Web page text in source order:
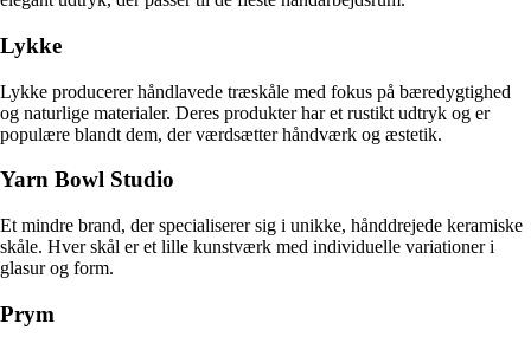
Lykke
Lykke producerer håndlavede træskåle med fokus på bæredygtighed
og naturlige materialer. Deres produkter har et rustikt udtryk og er
populære blandt dem, der værdsætter håndværk og æstetik.
Yarn Bowl Studio
Et mindre brand, der specialiserer sig i unikke, hånddrejede keramiske
skåle. Hver skål er et lille kunstværk med individuelle variationer i
glasur og form.
Prym